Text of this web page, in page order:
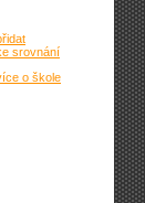
srovnání
o škole